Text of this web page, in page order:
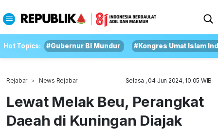
Hot Topics: #Gubernur BI Mundur #Kongres Umat Islam
Rejabar News Rejabar Selasa , 04 Jun 2024, 10:05 WIB
Lewat Melak Beu, Perangkat
Daeah di Kuningan Diajak